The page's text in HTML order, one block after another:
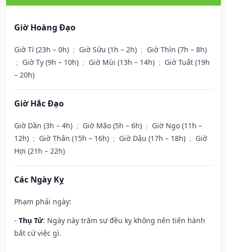
Giờ Hoàng Đạo
Giờ Tí (23h – 0h) ; Giờ Sửu (1h – 2h) ; Giờ Thìn (7h – 8h)
; Giờ Tỵ (9h – 10h) ; Giờ Mùi (13h – 14h) ; Giờ Tuất (19h
– 20h)
Giờ Hắc Đạo
Giờ Dần (3h – 4h) ; Giờ Mão (5h – 6h) ; Giờ Ngọ (11h –
12h) ; Giờ Thân (15h – 16h) ; Giờ Dậu (17h – 18h) ; Giờ
Hợi (21h – 22h)
Các Ngày Kỵ
Phạm phải ngày:
- Thụ Tử: Ngày này trăm sự đều kỵ không nên tiến hành
bất cứ việc gì.